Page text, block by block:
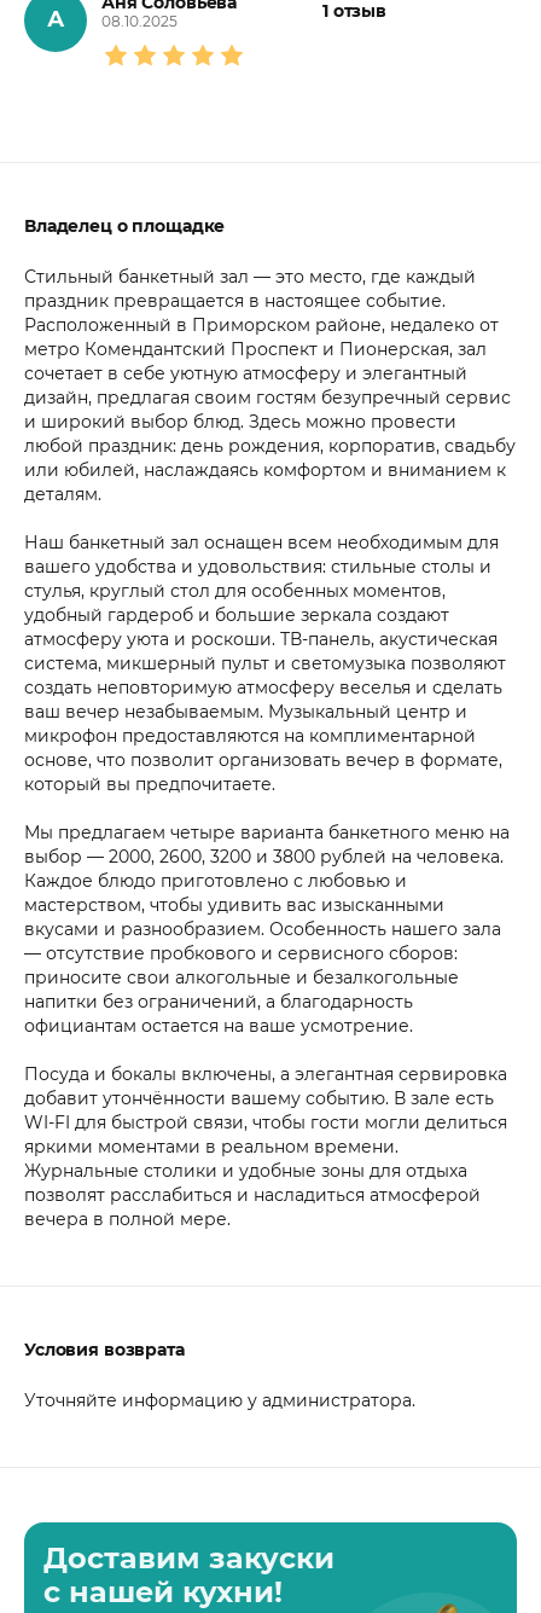
1отзыв
А 08.10.2025
Владелец о площадке
Стильный банкетный зал — это место, где каждый
праздник превращается в настоящее событие.
Расположенный в Приморском районе, недалеко от
метро Комендантский Проспект и Пионерская, зал
сочетает в себе уютную атмосферу и элегантный
дизайн, предлагая своим гостям безупречный сервис
и широкий выбор блюд. Здесь можно провести
любой праздник: день рождения, корпоратив, свадьбу
или юбилей, наслаждаясь комфортом и вниманием к
деталям.
Наш банкетный зал оснащен всем необходимым для
вашего удобства и удовольствия: стильные столы и
стулья, круглый стол для особенных моментов,
удобный гардероб и большие зеркала создают
атмосферу уюта и роскоши. ТВ-панель, акустическая
система, микшерный пульт и светомузыка позволяют
создать неповторимую атмосферу веселья и сделать
ваш вечер незабываемым. Музыкальный центр и
микрофон предоставляются на комплиментарной
основе, что позволит организовать вечер в формате,
который вы предпочитаете.
Мы предлагаем четыре варианта банкетного меню на
выбор — 2000, 2600, 3200 и 3800 рублей на человека.
Каждое блюдо приготовлено с любовью и
мастерством, чтобы удивить вас изысканными
вкусами и разнообразием. Особенность нашего зала
— отсутствие пробкового и сервисного сборов:
приносите свои алкогольные и безалкогольные
напитки без ограничений, а благодарность
официантам остается на ваше усмотрение.
Посуда и бокалы включены, а элегантная сервировка
добавит утончённости вашему событию. В зале есть
WI-FI для быстрой связи, чтобы гости могли делиться
яркими моментами в реальном времени.
Журнальные столики и удобные зоны для отдыха
позволят расслабиться и насладиться атмосферой
вечера в полной мере.
Условия возврата
Уточняйте информацию у администратора.
Доставим закуски
с нашей кухни!